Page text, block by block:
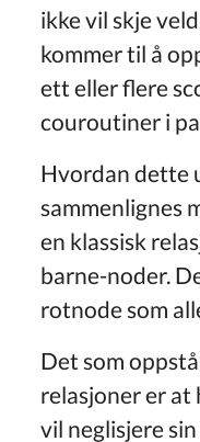
ikke vil skje
kommer til å
ett eller flere
couroutiner i
Hvordan dette
sammenlignes
en klassisk
barne-noder.
rotnode som
Det som
relasjoner er at
vil neglisjere